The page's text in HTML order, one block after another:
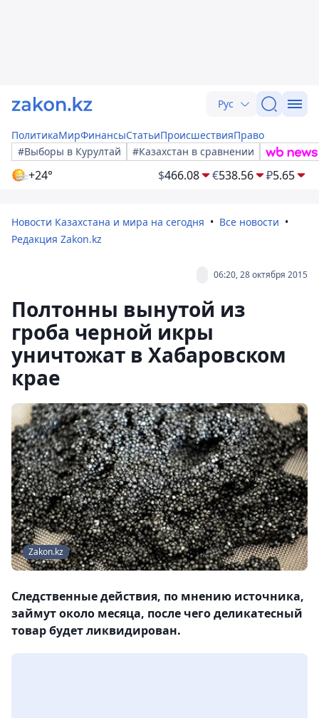
Рус
ПолитикаМирФинансыСтатьиПроисшествияПраво
#Выборы в Курултай
#Казахстан в сравнении
+24° $466.08 €538.56 ₽5.65
Новости Казахстана и мира на сегодня
Все новости
Редакция Zakon.kz
06:20, 28 октября 2015
Полтонны вынутой из
гроба черной икры
уничтожат в Хабаровском
крае
Zakon.kz
Следственные действия, по мнению источника,
займут около месяца, после чего деликатесный
товар будет ликвидирован.